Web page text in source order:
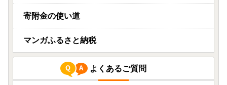
寄附金の使い道
マンガふるさと納税
よくあるご質問